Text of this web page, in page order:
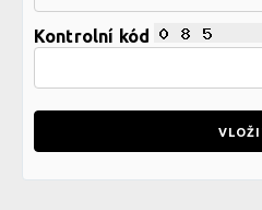
Kontrolní kód